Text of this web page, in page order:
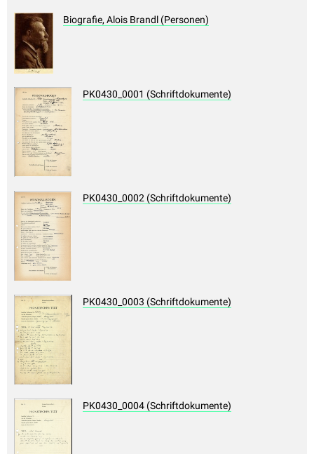
Biografie, Alois Brandl (Personen)
PK0430_0001 (Schriftdokumente)
PK0430_0002 (Schriftdokumente)
PK0430_0003 (Schriftdokumente)
PK0430_0004 (Schriftdokumente)